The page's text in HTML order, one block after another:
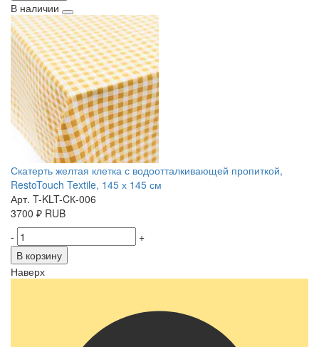
В наличии
Скатерть желтая клетка с водоотталкивающей пропиткой,
RestoTouch Textile, 145 х 145 см
Арт. T-KLT-CК-006
3700 ₽ RUB
-
+
В корзину
Наверх